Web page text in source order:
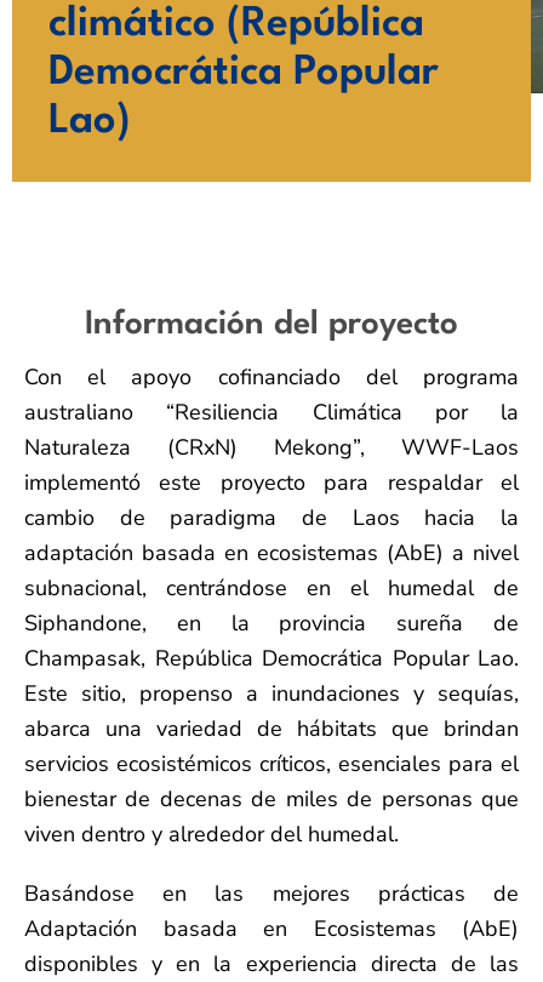
climático (República
Democrática Popular
Lao)
Información del proyecto
Con el apoyo cofinanciado del programa
australiano “Resiliencia Climática por la
Naturaleza (CRxN) Mekong”, WWF-Laos
implementó este proyecto para respaldar el
cambio de paradigma de Laos hacia la
adaptación basada en ecosistemas (AbE) a nivel
subnacional, centrándose en el humedal de
Siphandone, en la provincia sureña de
Champasak, República Democrática Popular Lao.
Este sitio, propenso a inundaciones y sequías,
abarca una variedad de hábitats que brindan
servicios ecosistémicos críticos, esenciales para el
bienestar de decenas de miles de personas que
viven dentro y alrededor del humedal.
Basándose en las mejores prácticas de
Adaptación basada en Ecosistemas (AbE)
disponibles y en la experiencia directa de las